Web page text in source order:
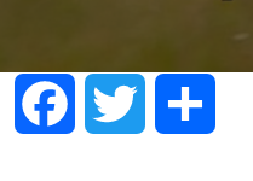
FacebookTwitter